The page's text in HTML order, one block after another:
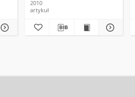
2010
artykuł